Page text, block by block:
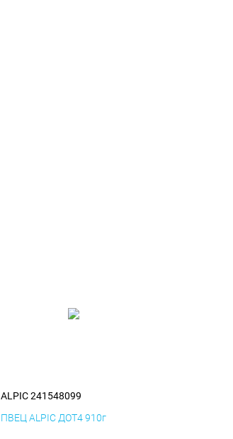
ALPIC 241548099
ПВЕЦ ALPIC ДОТ4 910г